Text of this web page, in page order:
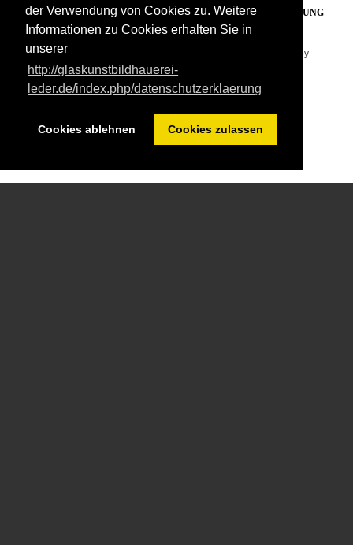
der Verwendung von Cookies zu. Weitere
Informationen zu Cookies erhalten Sie in
unserer
http://glaskunstbildhauerei-
leder.de/index.php/datenschutzerklaerung
Cookies ablehnen Cookies zulassen
PARTNERLINKS IMPRESSUM DATENSCHUTZERKLÄRUNG
Copyright © 2026. Glaskunst Bildhauerei Leder . Designed by
Shape5.comJoomla Templates